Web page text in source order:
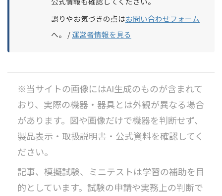
誤りやお気づきの点はお問い合わせフォーム
へ。 /運営者情報を見る
※当サイトの画像にはAI生成のものが含まれて
おり、実際の機器・器具とは外観が異なる場合
があります。図や画像だけで機器を判断せず、
製品表示・取扱説明書・公式資料を確認してく
ださい。
記事、模擬試験、ミニテストは学習の補助を目
的としています。試験の申請や実務上の判断で